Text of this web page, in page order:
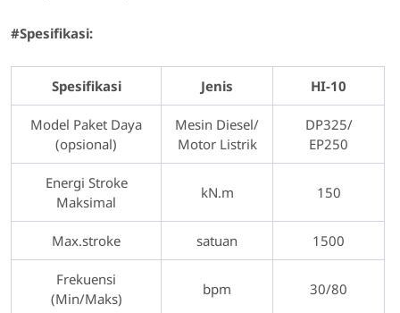
#Spesifikasi:
Spesifikasi Jenis HI-10
Model Paket Daya
(opsional)
Mesin Diesel/
Motor Listrik
DP325/
EP250
Energi Stroke
Maksimal
kN.m 150
Max.stroke satuan 1500
Frekuensi
(Min/Maks)
bpm 30/80